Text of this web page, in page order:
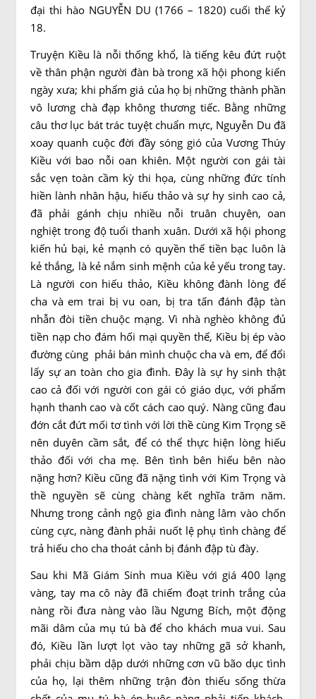
đại thi hào NGUYỄN DU (1766 – 1820) cuối thế kỷ
18.
Truyện Kiều là nỗi thống khổ, là tiếng kêu đứt ruột
về thân phận người đàn bà trong xã hội phong kiến
ngày xưa; khi phẩm giá của họ bị những thành phần
vô lương chà đạp không thương tiếc. Bằng những
câu thơ lục bát trác tuyệt chuẩn mực, Nguyễn Du đã
xoay quanh cuộc đời đầy sóng gió của Vương Thúy
Kiều với bao nỗi oan khiên. Một người con gái tài
sắc vẹn toàn cầm kỳ thi họa, cùng những đức tính
hiền lành nhân hậu, hiếu thảo và sự hy sinh cao cả,
đã phải gánh chịu nhiều nỗi truân chuyên, oan
nghiệt trong độ tuổi thanh xuân. Dưới xã hội phong
kiến hủ bại, kẻ mạnh có quyền thế tiền bạc luôn là
kẻ thắng, là kẻ nắm sinh mệnh của kẻ yếu trong tay.
Là người con hiếu thảo, Kiều không đành lòng để
cha và em trai bị vu oan, bị tra tấn đánh đập tàn
nhẫn đòi tiền chuộc mạng. Vì nhà nghèo không đủ
tiền nạp cho đám hối mại quyền thế, Kiều bị ép vào
đường cùng phải bán mình chuộc cha và em, để đổi
lấy sự an toàn cho gia đình. Đây là sự hy sinh thật
cao cả đối với người con gái có giáo dục, với phẩm
hạnh thanh cao và cốt cách cao quý. Nàng cũng đau
đớn cắt đứt mối tơ tình với lời thề cùng Kim Trọng sẽ
nên duyên cầm sắt, để có thể thực hiện lòng hiếu
thảo đối với cha mẹ. Bên tình bên hiếu bên nào
nặng hơn? Kiều cũng đã nặng tình với Kim Trọng và
thề nguyền sẽ cùng chàng kết nghĩa trăm năm.
Nhưng trong cảnh ngộ gia đình nàng lâm vào chốn
cùng cực, nàng đành phải nuốt lệ phụ tình chàng để
trả hiếu cho cha thoát cảnh bị đánh đập tù đày.
Sau khi Mã Giám Sinh mua Kiều với giá 400 lạng
vàng, tay ma cô này đã chiếm đoạt trinh trắng của
nàng rồi đưa nàng vào lầu Ngưng Bích, một động
mãi dâm của mụ tú bà để cho khách mua vui. Sau
đó, Kiều lần lượt lọt vào tay những gã sở khanh,
phải chịu bầm dập dưới những cơn vũ bão dục tình
của họ, lại thêm những trận đòn thiếu sống thừa